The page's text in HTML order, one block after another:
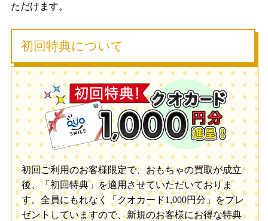
ただけます。
初回特典について
初回ご利用のお客様限定で、おもちゃの買取が成立
後、「初回特典」を適用させていただいておりま
す。全員にもれなく「クオカード1,000円分」をプレ
ゼントしていますので、新規のお客様にお得な特典